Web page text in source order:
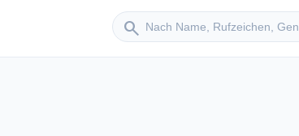
search
Sender suchen